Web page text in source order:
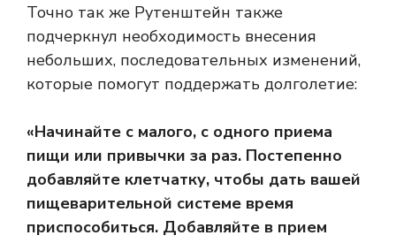
Точно так же Рутенштейн также
подчеркнул необходимость внесения
небольших, последовательных изменений,
которые помогут поддержать долголетие:
«Начинайте с малого, с одного приема
пищи или привычки за раз. Постепенно
добавляйте клетчатку, чтобы дать вашей
пищеварительной системе время
приспособиться. Добавляйте в прием